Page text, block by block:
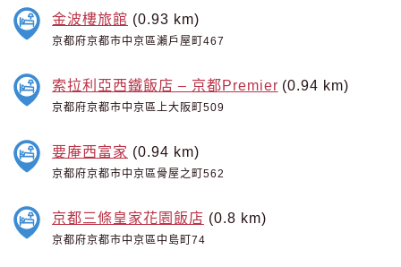
金波樓旅館 (0.93 km)
京都府京都市中京區瀨戶屋町467
索拉利亞西鐵飯店 – 京都Premier (0.94 km)
京都府京都市中京區上大阪町509
要庵西富家 (0.94 km)
京都府京都市中京區骨屋之町562
京都三條皇家花園飯店 (0.8 km)
京都府京都市中京區中島町74